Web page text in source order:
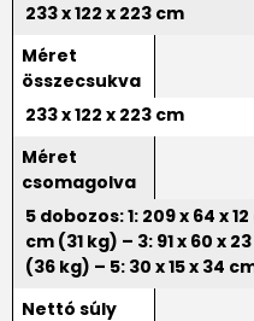
233 x 122 x 223 cm
Méret
összecsukva
233 x 122 x 223 cm
Méret
csomagolva
5 dobozos: 1: 209 x 64 x
cm (31 kg) – 3: 91 x 60 x
(36 kg) – 5: 30 x 15 x 34
Nettó súly